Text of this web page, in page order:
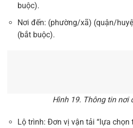
buộc).
Nơi đến: (phường/xã) (quận/
(bắt buộc).
Hình 19. Thông tin nơi
Lộ trình: Đơn vị vận tải “lựa